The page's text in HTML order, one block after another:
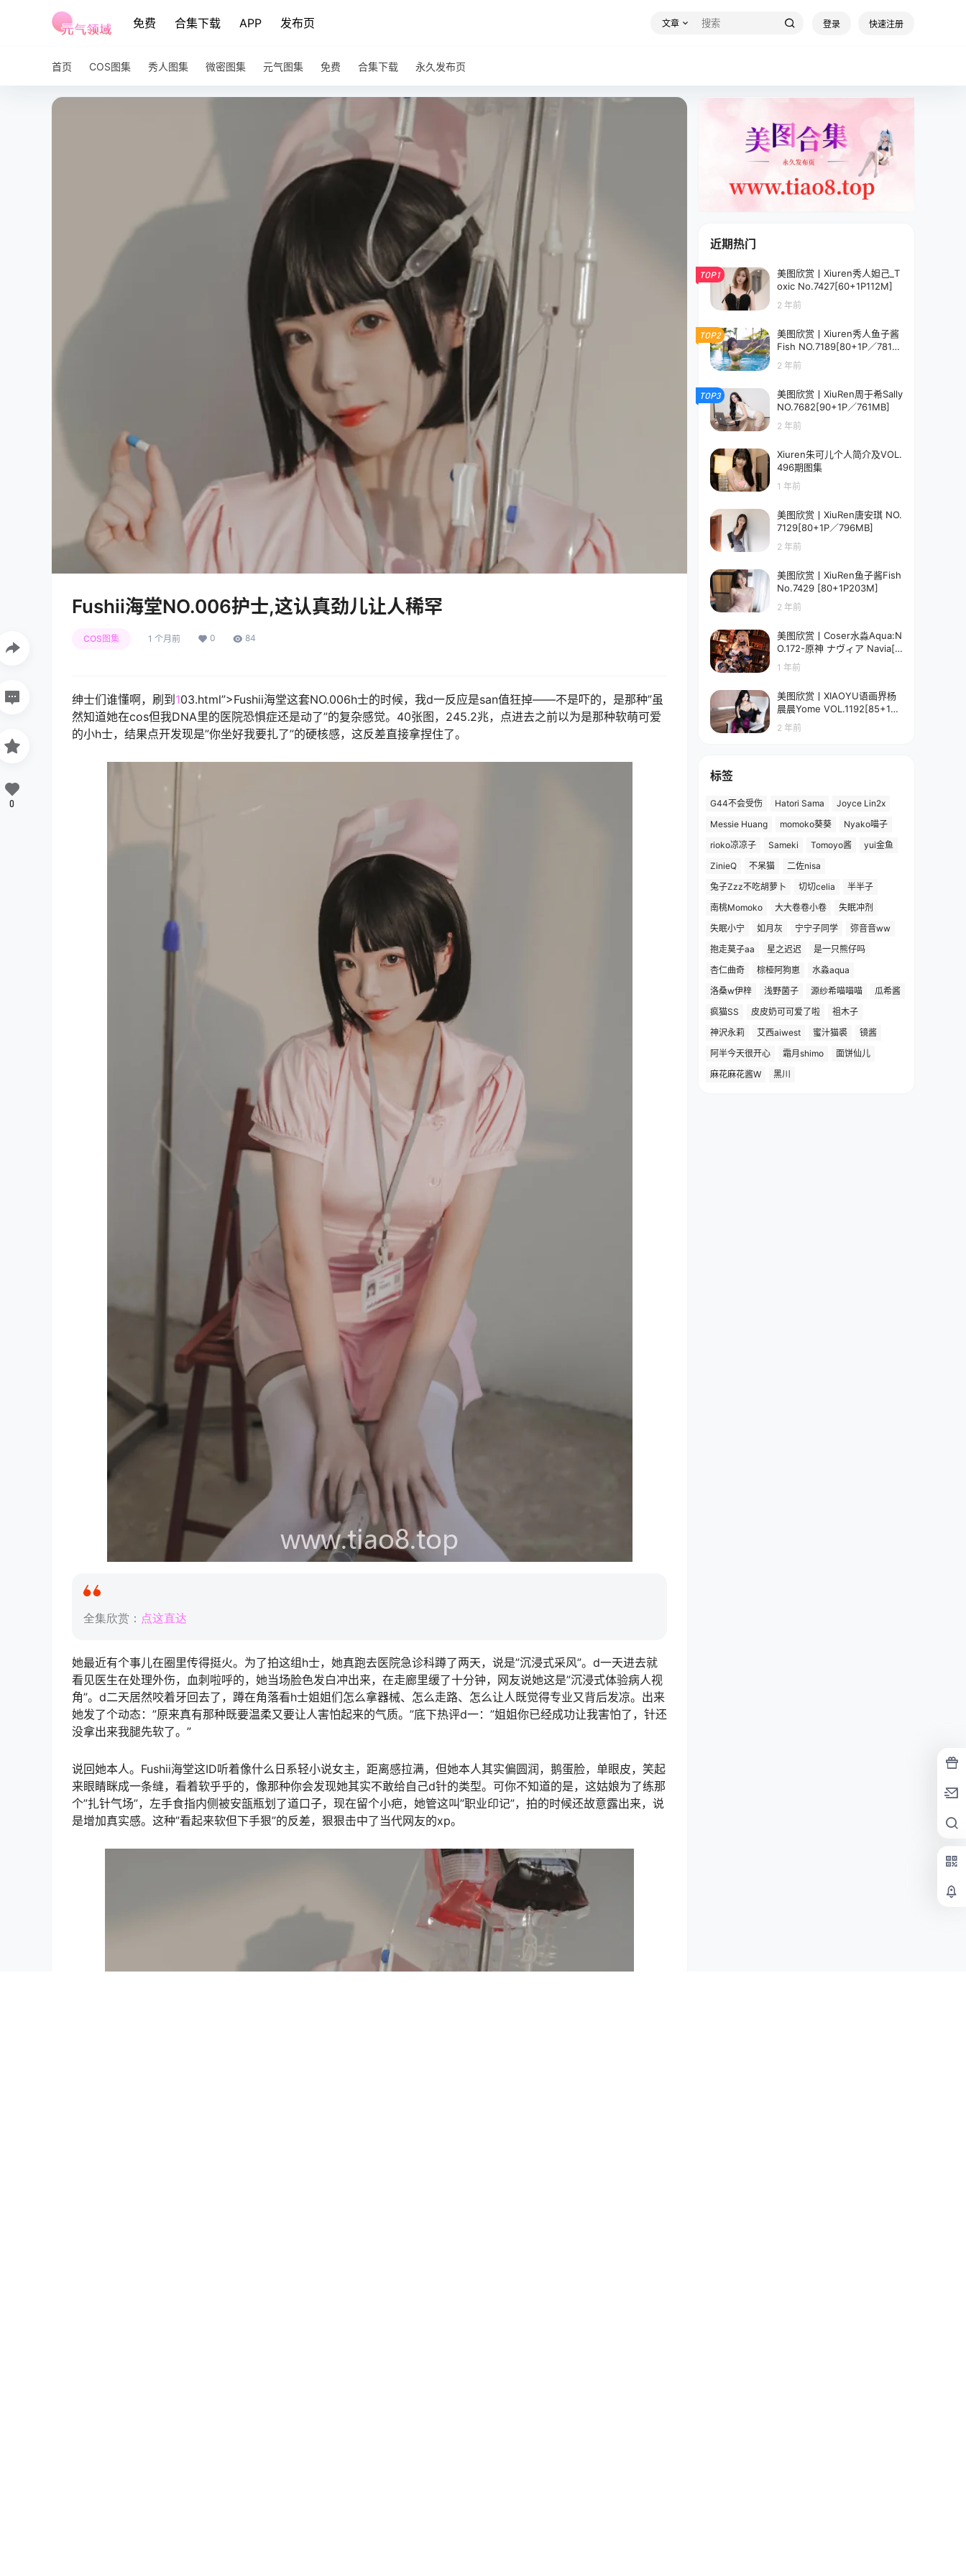
免费 合集下载 APP 发布页 文章 登录 快速注册
首页 COS图集 秀人图集 微密图集 元气图集 免费 合集下载 永久发布页
Fushii海堂NO.006护士,这认真劲儿让人稀罕
COS图集 1 个月前 0 84
绅士们谁懂啊，刷到 103.html”>Fushii海堂这套NO.006h士的时候，我d一反应是san值狂掉——不是吓的，是那种”虽
然知道她在cos但我DNA里的医院恐惧症还是动了”的复杂感觉。40张图，245.2兆，点进去之前以为是那种软萌可爱
的小h士，结果点开发现是”你坐好我要扎了”的硬核感，这反差直接拿捏住了。
全集欣赏： 点这直达
她最近有个事儿在圈里传得挺火。为了拍这组h士，她真跑去医院急诊科蹲了两天，说是”沉浸式采风”。d一天进去就
看见医生在处理外伤，血刺啦呼的，她当场脸色发白冲出来，在走廊里缓了十分钟，网友说她这是”沉浸式体验病人视
角”。d二天居然咬着牙回去了，蹲在角落看h士姐姐们怎么拿器械、怎么走路、怎么让人既觉得专业又背后发凉。出来
她发了个动态：”原来真有那种既要温柔又要让人害怕起来的气质。”底下热评d一：”姐姐你已经成功让我害怕了，针还
没拿出来我腿先软了。”
说回她本人。Fushii海堂这ID听着像什么日系轻小说女主，距离感拉满，但她本人其实偏圆润，鹅蛋脸，单眼皮，笑起
来眼睛眯成一条缝，看着软乎乎的，像那种你会发现她其实不敢给自己d针的类型。可你不知道的是，这姑娘为了练那
个”扎针气场”，左手食指内侧被安瓿瓶划了道口子，现在留个小疤，她管这叫”职业印记”，拍的时候还故意露出来，说
是增加真实感。这种”看起来软但下手狠”的反差，狠狠击中了当代网友的xp。
0
近期热门
TOP1
美图欣赏丨Xiuren秀人妲己_T
oxic No.7427[60+1P112M]
2 年前
TOP2
美图欣赏丨Xiuren秀人鱼子酱
Fish NO.7189[80+1P／781M
2 年前
TOP3
美图欣赏丨XiuRen周于希Sally
NO.7682[90+1P／761MB]
2 年前
Xiuren朱可儿个人简介及VOL.
496期图集
1 年前
美图欣赏丨XiuRen唐安琪 NO.
7129[80+1P／796MB]
2 年前
美图欣赏丨XiuRen鱼子酱Fish
No.7429 [80+1P203M]
2 年前
美图欣赏丨Coser水淼Aqua:N
O.172-原神 ナヴィア Navia[5
8P-90.7M]
1 年前
美图欣赏丨XIAOYU语画界杨
晨晨Yome VOL.1192[85+1P
／673MB]
2 年前
标签
G44不会受伤 Hatori Sama
Joyce Lin2x
Messie Huang
momoko葵葵
Nyako喵子
rioko凉凉子
Sameki Tomoyo酱
yui金鱼
ZinieQ
不呆猫
二佐nisa
兔子Zzz不吃胡萝卜
切切celia
半半子
南桃Momoko
大大卷卷小卷
失眠冲剂
失眠小宁
如月灰 宁宁子同学
弥音音ww
抱走莫子aa
星之迟迟
是一只熊仔吗
杏仁曲奇
棕桠阿狗崽
水淼aqua
洛桑w伊梓
浅野菌子 源纱希喵喵喵
瓜希酱
疯猫SS
皮皮奶可可爱了啦
祖木子
神沢永莉
艾西aiwest 蜜汁猫裘
镜酱
阿半今天很开心
霜月shimo
面饼仙儿
麻花麻花酱W
黑川